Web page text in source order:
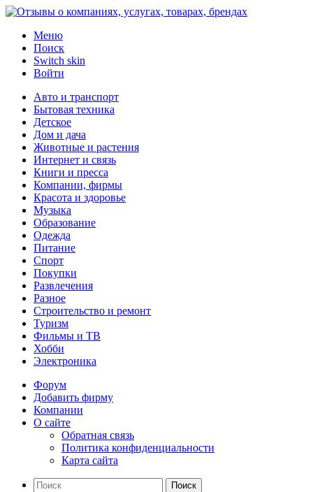
Меню
Поиск
Switch skin
Войти
Авто и транспорт
Бытовая техника
Детское
Дом и дача
Животные и растения
Интернет и связь
Книги и пресса
Компании, фирмы
Красота и здоровье
Музыка
Образование
Одежда
Питание
Спорт
Покупки
Развлечения
Разное
Строительство и ремонт
Туризм
Фильмы и ТВ
Хобби
Электроника
Форум
Добавить фирму
Компании
О сайте
Обратная связь
Политика конфиденциальности
Карта сайта
Поиск